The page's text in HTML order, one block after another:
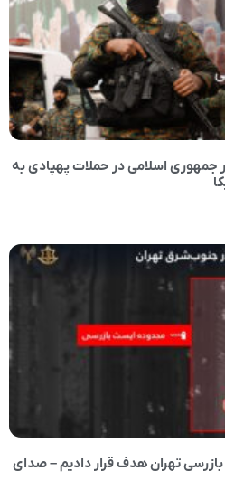
جمهوری اسلامی در حملات پهپادی به
تهران هدف قرار دادیم – صدای